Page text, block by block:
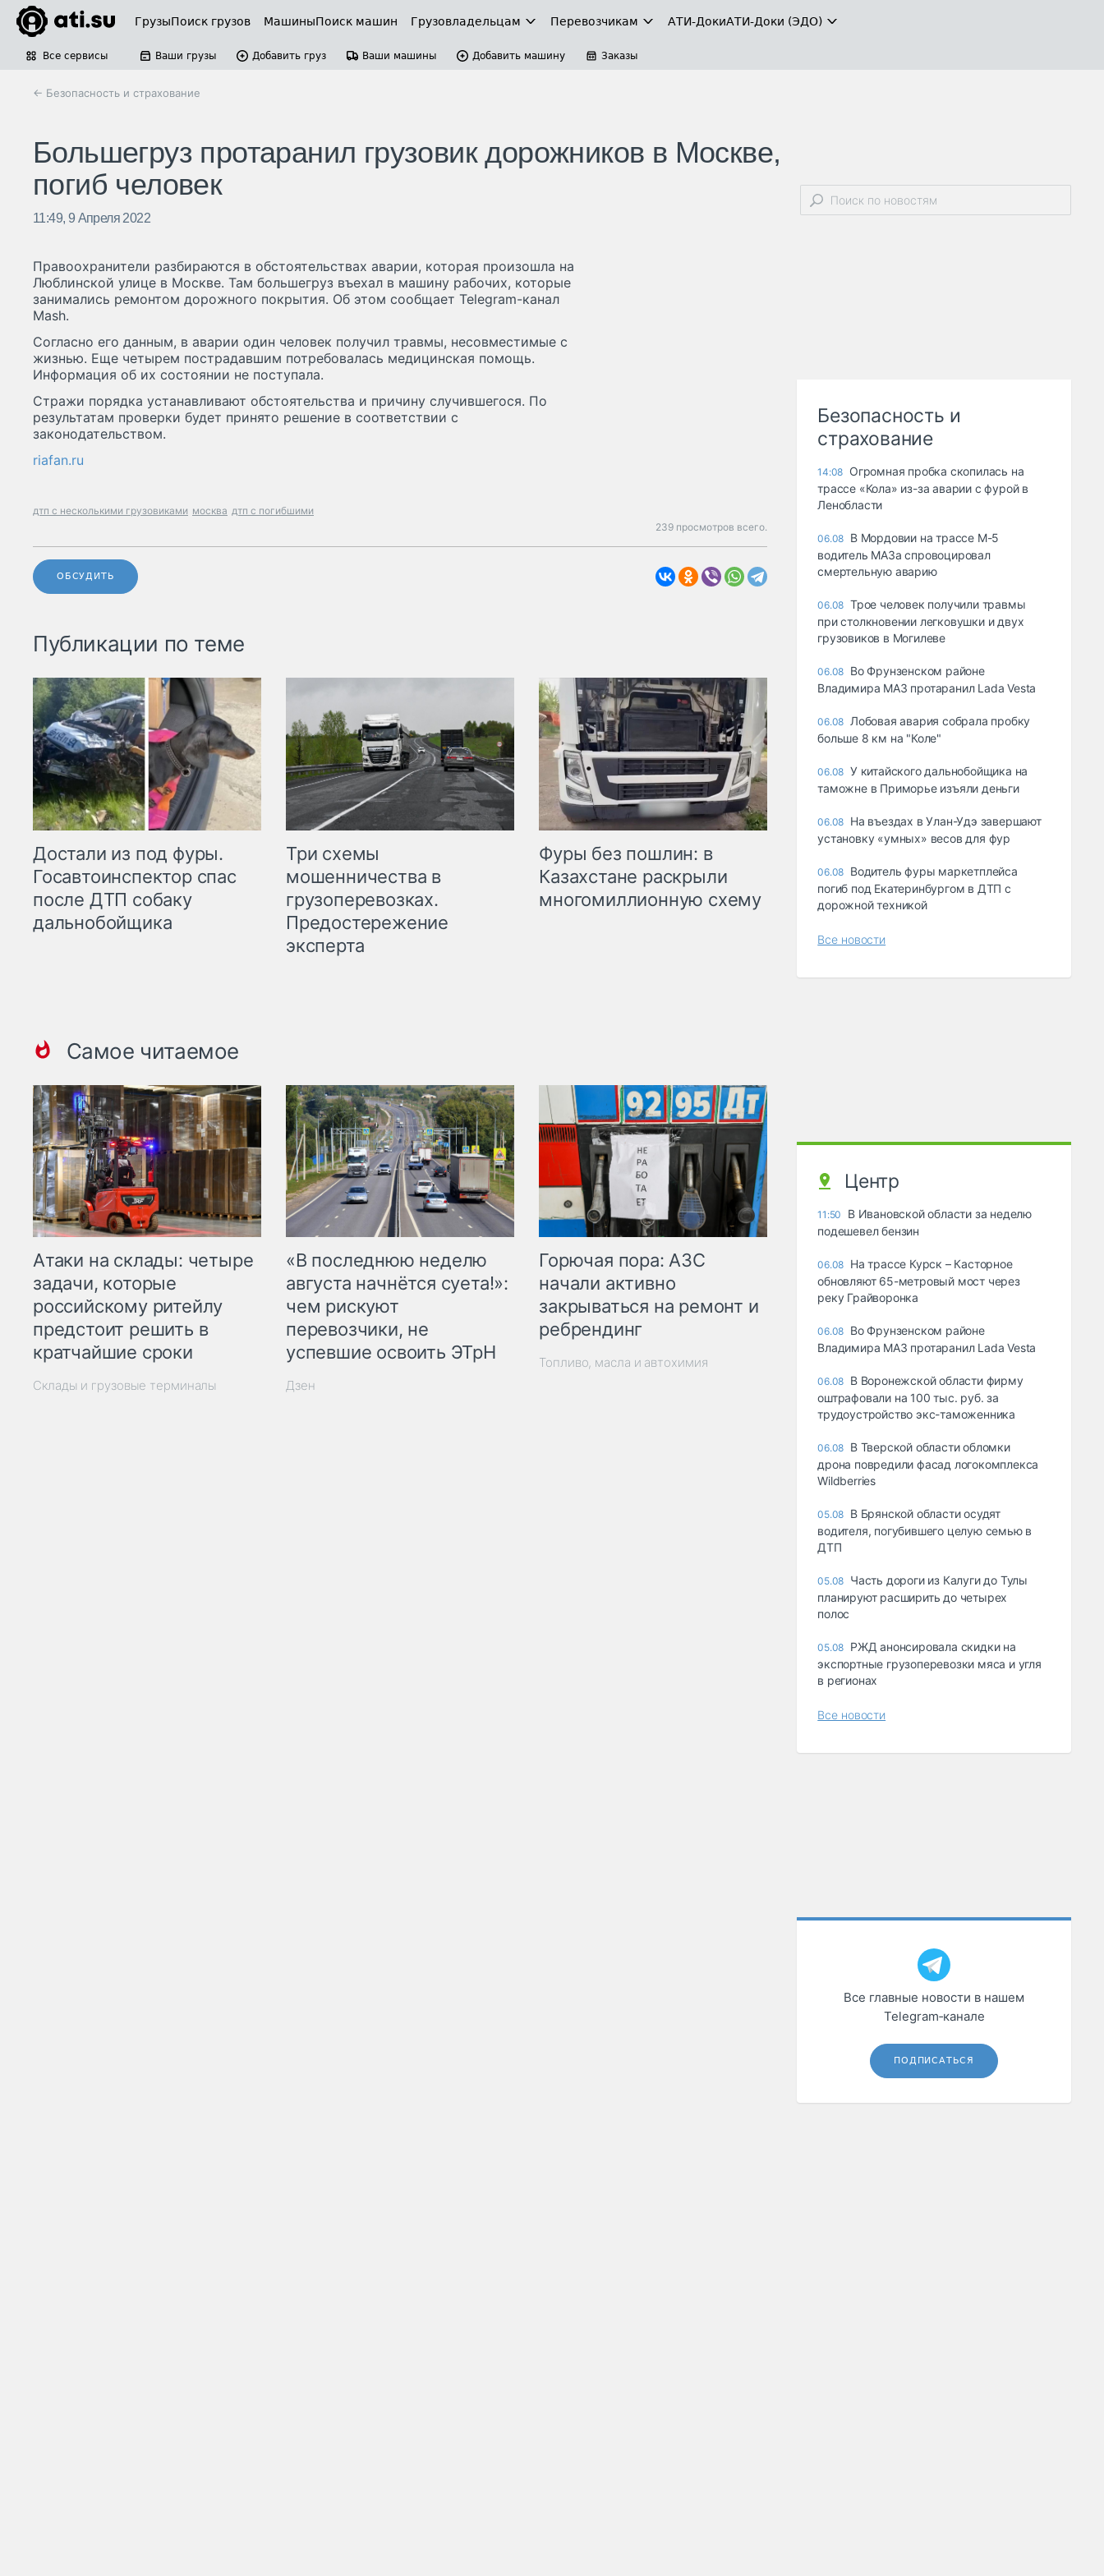
ГрузыПоиск грузов МашиныПоиск машин Грузовладельцам Перевозчикам АТИ-ДокиАТИ-Доки (ЭДО)
Все сервисы Ваши грузы Добавить груз Ваши машины Добавить машину Заказы
← Безопасность и страхование
Большегруз протаранил грузовик дорожников в Москве,
погиб человек
11:49, 9 Апреля 2022
Правоохранители разбираются в обстоятельствах аварии, которая произошла на
Люблинской улице в Москве. Там большегруз въехал в машину рабочих, которые
занимались ремонтом дорожного покрытия. Об этом сообщает Telegram-канал
Mash.
Согласно его данным, в аварии один человек получил травмы, несовместимые с
жизнью. Еще четырем пострадавшим потребовалась медицинская помощь.
Информация об их состоянии не поступала.
Стражи порядка устанавливают обстоятельства и причину случившегося. По
результатам проверки будет принято решение в соответствии с
законодательством.
riafan.ru
дтп с несколькими грузовиками москва дтп с погибшими
239 просмотров всего.
ОБСУДИТЬ
Публикации по теме
Достали из под фуры.
Госавтоинспектор спас
после ДТП собаку
дальнобойщика
Три схемы
мошенничества в
грузоперевозках.
Предостережение
эксперта
Фуры без пошлин: в
Казахстане раскрыли
многомиллионную схему
Самое читаемое
Атаки на склады: четыре
задачи, которые
российскому ритейлу
предстоит решить в
кратчайшие сроки
Склады и грузовые терминалы
«В последнюю неделю
августа начнётся суета!»:
чем рискуют
перевозчики, не
успевшие освоить ЭТрН
Дзен
Горючая пора: АЗС
начали активно
закрываться на ремонт и
ребрендинг
Топливо, масла и автохимия
Безопасность и
страхование
14:08 Огромная пробка скопилась на
трассе «Кола» из-за аварии с фурой в
Ленобласти
06.08 В Мордовии на трассе М-5
водитель МАЗа спровоцировал
смертельную аварию
06.08 Трое человек получили травмы
при столкновении легковушки и двух
грузовиков в Могилеве
06.08 Во Фрунзенском районе
Владимира МАЗ протаранил Lada Vesta
06.08 Лобовая авария собрала пробку
больше 8 км на "Коле"
06.08 У китайского дальнобойщика на
таможне в Приморье изъяли деньги
06.08 Ha въeздax в Улaн-Удэ зaвepшaют
ycтaнoвкy «yмныx» вecoв для фyp
06.08 Водитель фуры маркетплейса
погиб под Екатеринбургом в ДТП с
дорожной техникой
Все новости
Центр
11:50
В Ивановской области за неделю
подешевел бензин
06.08 На трассе Курск – Касторное
обновляют 65-метровый мост через
реку Грайворонка
06.08 Во Фрунзенском районе
Владимира МАЗ протаранил Lada Vesta
06.08 В Воронежской области фирму
оштрафовали на 100 тыс. руб. за
трудоустройство экс-таможенника
06.08 В Тверской области обломки
дрона повредили фасад логокомплекса
Wildberries
05.08 В Брянской области осудят
водителя, погубившего целую семью в
ДТП
05.08 Часть дороги из Калуги до Тулы
планируют расширить до четырех
полос
05.08 РЖД анонсировала скидки на
экспортные грузоперевозки мяса и угля
в регионах
Все новости
Все главные новости в нашем
Telegram‑канале
ПОДПИСАТЬСЯ